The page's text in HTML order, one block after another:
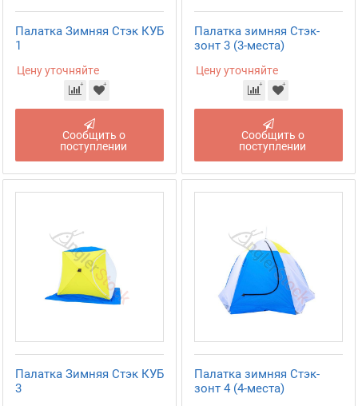
Палатка Зимняя Стэк КУБ
1
Цену уточняйте
Сообщить о
поступлении
Палатка зимняя Стэк-
зонт 3 (3-места)
Цену уточняйте
Сообщить о
поступлении
Палатка Зимняя Стэк КУБ
3
Палатка зимняя Стэк-
зонт 4 (4-места)